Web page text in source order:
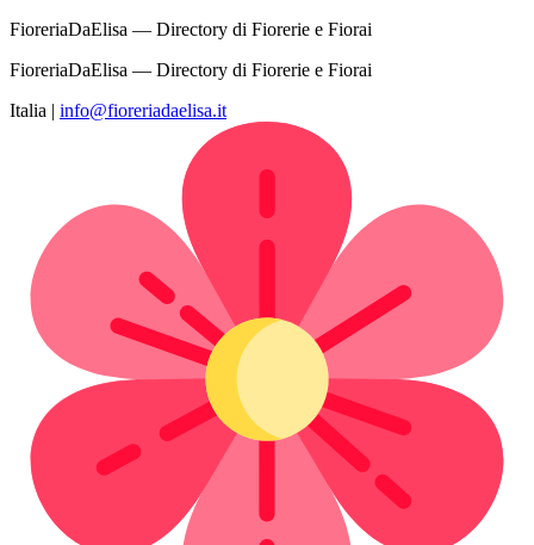
FioreriaDaElisa — Directory di Fiorerie e Fiorai
FioreriaDaElisa — Directory di Fiorerie e Fiorai
Italia | info@fioreriadaelisa.it